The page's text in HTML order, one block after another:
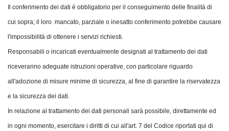
Il conferimento dei dati è obbligatorio per il conseguimento delle finalità di
cui sopra; il loro mancato, parziale o inesatto conferimento potrebbe causare
l'impossibilità di ottenere i servizi richiesti.
Responsabili o incaricati eventualmente designati al trattamento dei dati
riceveranno adeguate istruzioni operative, con particolare riguardo
all'adozione di misure minime di sicurezza, al fine di garantire la riservatezza
e la sicurezza dei dati.
In relazione al trattamento dei dati personali sarà possibile, direttamente ed
in ogni momento, esercitare i diritti di cui all'art. 7 del Codice riportati qui di